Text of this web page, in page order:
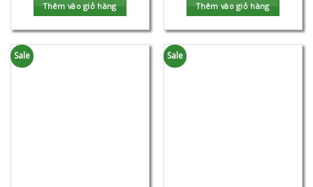
Thêm vào giỏ hàng Thêm vào giỏ hàng
Sale Sale